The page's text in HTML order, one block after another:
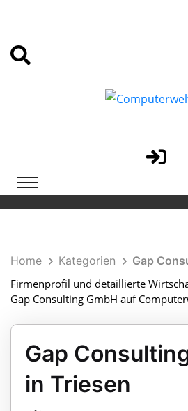
Home Kategorien
Gap
Firmenprofil und detaillierte
Gap Consulting GmbH auf
Gap
in Triesen